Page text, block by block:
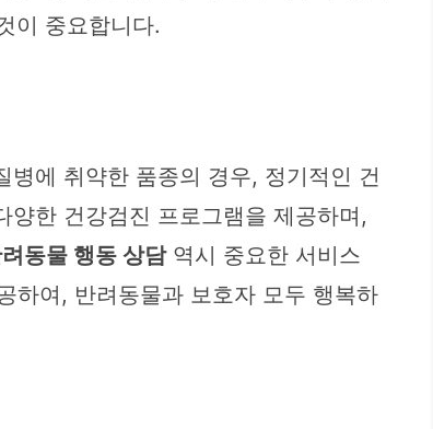
이 중요합니다.
에 취약한 품종의 경우, 정기적인 건
한 건강검진 프로그램을 제공하며,
동물 행동 상담역시 중요한 서비스
하여, 반려동물과 보호자 모두 행복하